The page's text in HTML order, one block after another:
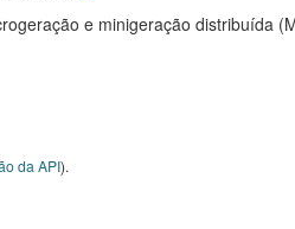
e minigeração distribuída
da API).